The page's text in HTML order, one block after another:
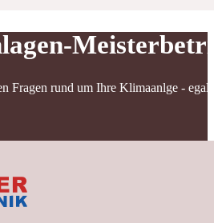
Fragen rund um Ihre Klimaanlge -